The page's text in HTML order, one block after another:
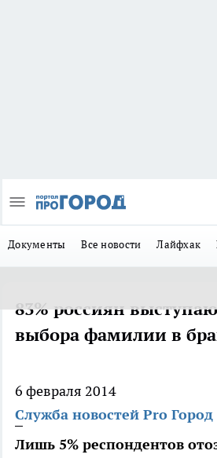
Документы Все новости Лайфхак
83% россиян
выбора фамилии в
6 февраля 2014
Служба новостей Pro
Лишь 5% респондентов